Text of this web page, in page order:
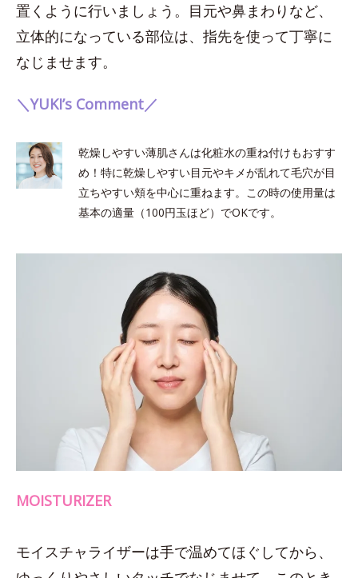
置くように行いましょう。目元や鼻まわりなど、
立体的になっている部位は、指先を使って丁寧に
なじませます。
＼YUKI’s Comment／
乾燥しやすい薄肌さんは化粧水の重ね付けもおすす
め！特に乾燥しやすい目元やキメが乱れて毛穴が目
立ちやすい頬を中心に重ねます。この時の使用量は
基本の適量（100円玉ほど）でOKです。
MOISTURIZER
モイスチャライザーは手で温めてほぐしてから、